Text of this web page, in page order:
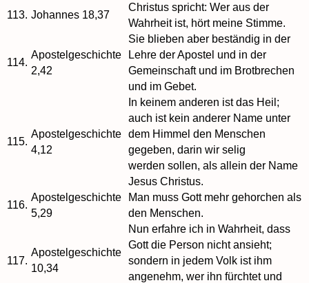
113. Johannes 18,37
Christus spricht: Wer aus der
Wahrheit ist, hört meine Stimme.
114.
Apostelgeschichte
2,42
Sie blieben aber beständig in der
Lehre der Apostel und in der
Gemeinschaft und im Brotbrechen
und im Gebet.
115.
Apostelgeschichte
4,12
In keinem anderen ist das Heil;
auch ist kein anderer Name unter
dem Himmel den Menschen
gegeben, darin wir selig
werden sollen, als allein der Name
Jesus Christus.
116.
Apostelgeschichte
5,29
Man muss Gott mehr gehorchen als
den Menschen.
117.
Apostelgeschichte
10,34
Nun erfahre ich in Wahrheit, dass
Gott die Person nicht ansieht;
sondern in jedem Volk ist ihm
angenehm, wer ihn fürchtet und